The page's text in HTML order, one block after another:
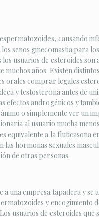
causando
senos ginecomastia para
usuarios de esteroides
años. Existen
orales comprar legales
y testosterona antes de
efectos androgénicos y
o simplemente ver un
al usuario mucha
a la fluticasona
hormonas sexuales
de otras personas.
una empresa tapadera y
y encogimiento
usuarios de esteroides